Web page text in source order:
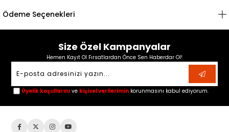
Ödeme Seçenekleri
Size Özel Kampanyalar
Hemen Kayıt Ol Fırsatlardan Önce Sen Haberdar Ol!
Üyelik koşullarını ve kişisel verilerimin korunmasını kabul ediyorum.